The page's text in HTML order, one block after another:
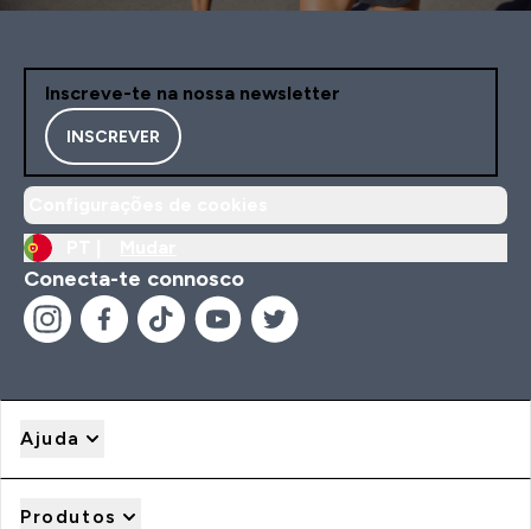
Inscreve-te na nossa newsletter
INSCREVER
Conecta-te connosco
Ajuda
Produtos